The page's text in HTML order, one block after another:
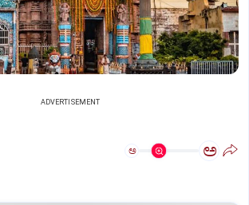
ADVERTISEMENT
ಅ ಅ